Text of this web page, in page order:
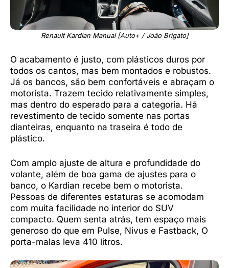
Renault Kardian Manual [Auto+ / João Brigato]
O acabamento é justo, com plásticos duros por
todos os cantos, mas bem montados e robustos.
Já os bancos, são bem confortáveis e abraçam o
motorista. Trazem tecido relativamente simples,
mas dentro do esperado para a categoria. Há
revestimento de tecido somente nas portas
dianteiras, enquanto na traseira é todo de
plástico.
Com amplo ajuste de altura e profundidade do
volante, além de boa gama de ajustes para o
banco, o Kardian recebe bem o motorista.
Pessoas de diferentes estaturas se acomodam
com muita facilidade no interior do SUV
compacto. Quem senta atrás, tem espaço mais
generoso do que em Pulse, Nivus e Fastback, O
porta-malas leva 410 litros.